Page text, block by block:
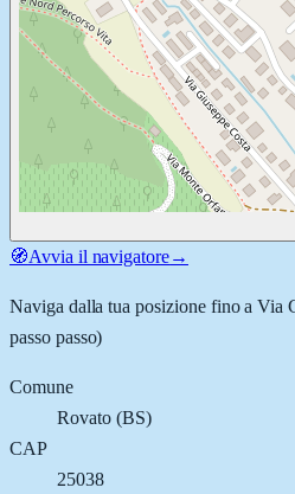
🧭Avvia il navigatore→
Naviga dalla tua posizione fino aVia
passo passo)
Comune
Rovato(BS)
CAP
25038